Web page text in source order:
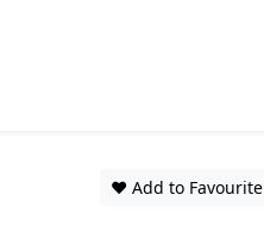
❤️ Add to Favourite